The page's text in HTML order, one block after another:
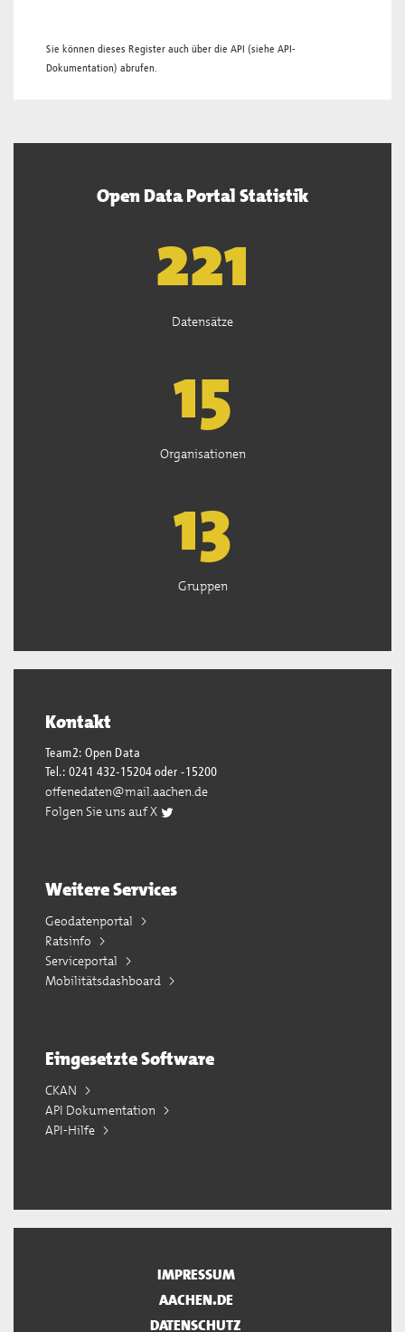
Sie können dieses Register auch über die API (siehe API-
Dokumentation) abrufen.
Open Data Portal Statistik
222
Datensätze
15
Organisationen
13
Gruppen
Kontakt
Team2: Open Data
Tel.: 0241 432-15204 oder -15200
offenedaten@mail.aachen.de
Folgen Sie uns auf X
Weitere Services
Geodatenportal
Ratsinfo
Serviceportal
Mobilitätsdashboard
Eingesetzte Software
CKAN
API Dokumentation
API-Hilfe
IMPRESSUM
AACHEN.DE
DATENSCHUTZ